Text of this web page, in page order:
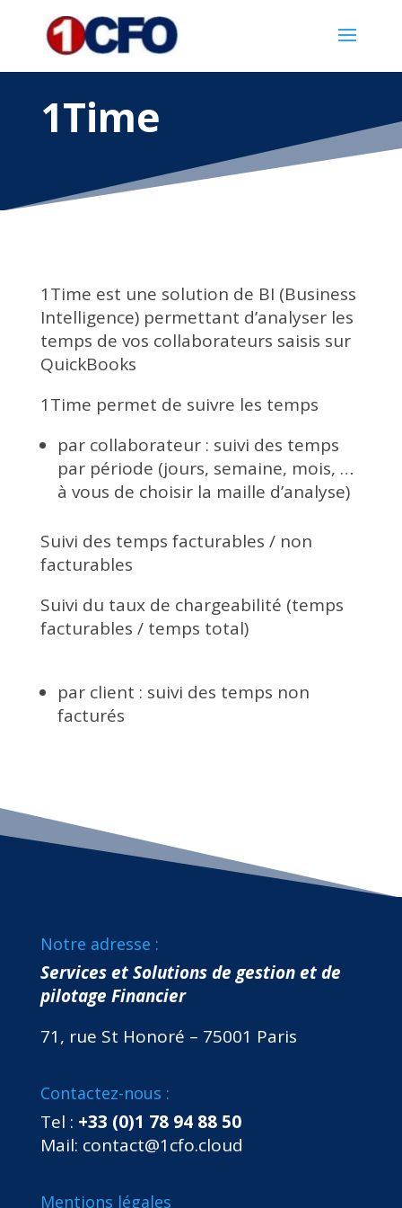
1Time
1Time est une solution de BI (Business
Intelligence) permettant d’analyser les
temps de vos collaborateurs saisis sur
QuickBooks
1Time permet de suivre les temps
par collaborateur : suivi des temps
par période (jours, semaine, mois, …
à vous de choisir la maille d’analyse)
Suivi des temps facturables / non
facturables
Suivi du taux de chargeabilité (temps
facturables / temps total)
par client : suivi des temps non
facturés
Notre adresse :
Services et Solutions de gestion et de
pilotage Financier
71, rue St Honoré – 75001 Paris
Contactez-nous :
Tel : +33 (0)1 78 94 88 50
Mail: contact@1cfo.cloud
Mentions légales